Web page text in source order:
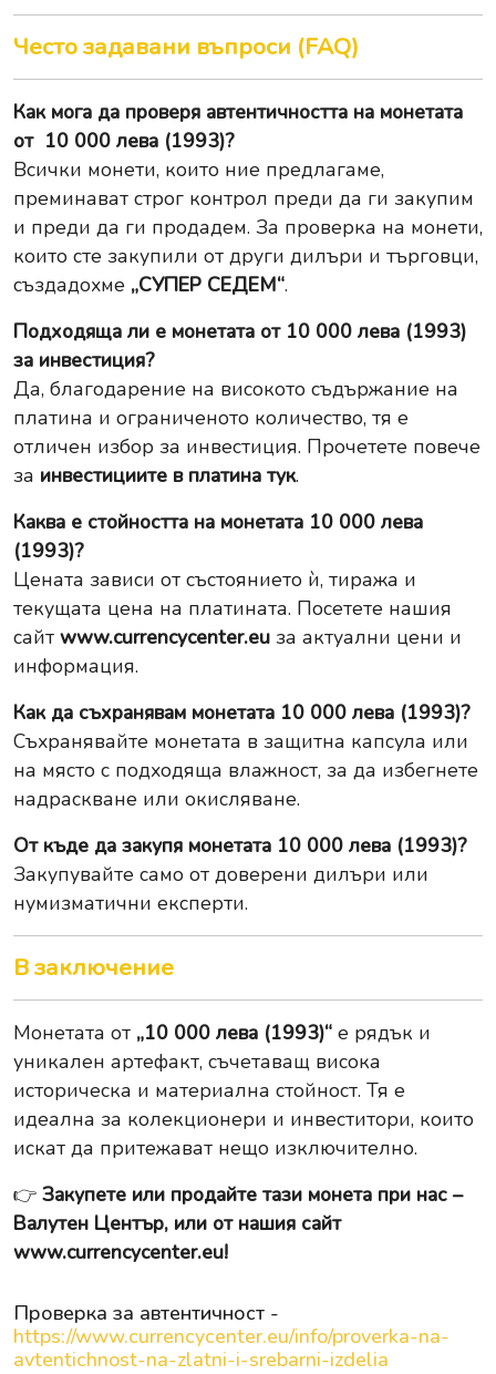
Често задавани въпроси (FAQ)
Как мога да проверя автентичността на монетата
от 10 000 лева (1993)?
Всички монети, които ние предлагаме,
преминават строг контрол преди да ги закупим
и преди да ги продадем. За проверка на монети,
които сте закупили от други дилъри и търговци,
създадохме „СУПЕР СЕДЕМ“.
Подходяща ли е монетата от 10 000 лева (1993)
за инвестиция?
Да, благодарение на високото съдържание на
платина и ограниченото количество, тя е
отличен избор за инвестиция. Прочетете повече
за инвестициите в платина тук.
Каква е стойността на монетата 10 000 лева
(1993)?
Цената зависи от състоянието ѝ, тиража и
текущата цена на платината. Посетете нашия
сайт www.currencycenter.eu за актуални цени и
информация.
Как да съхранявам монетата 10 000 лева (1993)?
Съхранявайте монетата в защитна капсула или
на място с подходяща влажност, за да избегнете
надраскване или окисляване.
От къде да закупя монетата 10 000 лева (1993)?
Закупувайте само от доверени дилъри или
нумизматични експерти.
В заключение
Монетата от „10 000 лева (1993)“ е рядък и
уникален артефакт, съчетаващ висока
историческа и материална стойност. Тя е
идеална за колекционери и инвеститори, които
искат да притежават нещо изключително.
👉 Закупете или продайте тази монета при нас –
Валутен Център, или от нашия сайт
www.currencycenter.eu!
Проверка за автентичност -
https://www.currencycenter.eu/info/proverka-na-
avtentichnost-na-zlatni-i-srebarni-izdelia